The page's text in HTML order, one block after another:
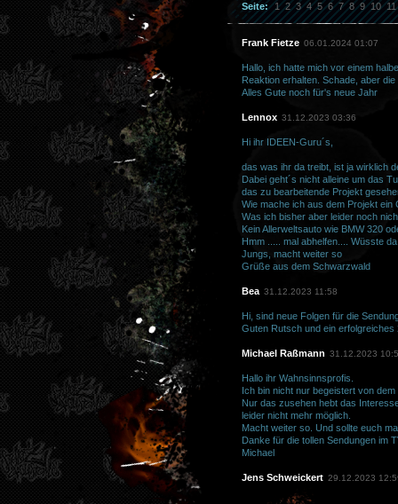
Seite: 1 2 3 4 5 6 7 8 9 10 11
Frank Fietze 06.01.2024 01:07
Hallo, ich hatte mich vor einem
Reaktion erhalten. Schade, aber
Alles Gute noch für's neue Jahr
Lennox 31.12.2023 03:36
Hi ihr IDEEN-Guru´s,
das was ihr da treibt, ist ja wirklich
Dabei geht´s nicht alleine um das
das zu bearbeitende Projekt
Wie mache ich aus dem Projekt ein
Was ich bisher aber leider noch
Kein Allerweltsauto wie BMW 320
Hmm ..... mal abhelfen.... Wüsste
Jungs, macht weiter so
Grüße aus dem Schwarzwald
Bea 31.12.2023 11:58
Hi, sind neue Folgen für die
Guten Rutsch und ein erfolgreiches
Michael Raßmann 31.12.2023
Hallo ihr Wahnsinnsprofis.
Ich bin nicht nur begeistert von
Nur das zusehen hebt das
leider nicht mehr möglich.
Macht weiter so. Und sollte euch
Danke für die tollen Sendungen im
Michael
Jens Schweickert 29.12.2023